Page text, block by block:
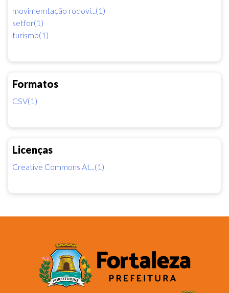
movimemtação rodovi...(1)
setfor(1)
turismo(1)
Formatos
CSV(1)
Licenças
Creative Commons At...(1)